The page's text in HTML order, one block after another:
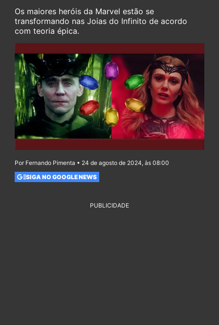
Os maiores heróis da Marvel estão se
transformando nas Joias do Infinito de acordo
com teoria épica.
Por Fernando Pimenta • 24 de agosto de 2024, às 08:00
SIGA NO GOOGLE NEWS
PUBLICIDADE